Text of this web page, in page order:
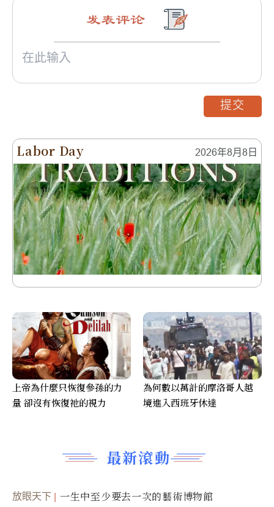
Labor Day 2026年8月8日
最新滾動
放眼天下 一生中至少要去一次的藝術博物館
发表评论
提交
上帝為什麼只恢復參孫的力
量 卻沒有恢復祂的視力
為何數以萬計的摩洛哥人越
境進入西班牙休達